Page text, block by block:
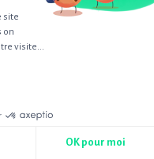
présente
de bien gérer
les
site
on
visite...
OK pour moi